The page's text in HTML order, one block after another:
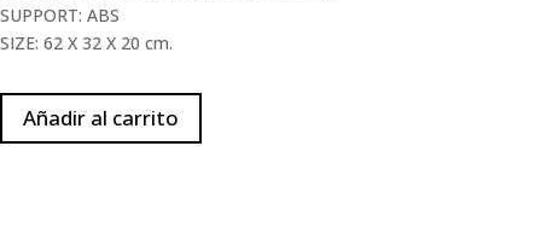
SUPPORT: ABS
SIZE: 62 X 32 X 20 cm.
Añadir al carrito